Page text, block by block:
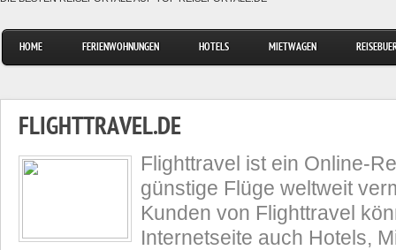
HOME FERIENWOHNUNGEN HOTELS MIETWAGEN
FLIGHTTRAVEL.DE
Flighttravel ist ein Online-
günstige Flüge weltweit
Kunden von Flighttravel
Internetseite auch Hotels,